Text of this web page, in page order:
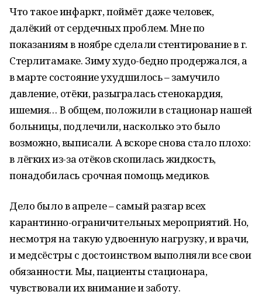
Что такое инфаркт, поймёт даже человек,
далёкий от сердечных проблем. Мне по
показаниям в ноябре сделали стентирование в г.
Стерлитамаке. Зиму худо-бедно продержался, а
в марте состояние ухудшилось – замучило
давление, отёки, разыгралась стенокардия,
ишемия… В общем, положили в стационар нашей
больницы, подлечили, насколько это было
возможно, выписали. А вскоре снова стало плохо:
в лёгких из-за отёков скопилась жидкость,
понадобилась срочная помощь медиков.
Дело было в апреле – самый разгар всех
карантинно-ограничительных мероприятий. Но,
несмотря на такую удвоенную нагрузку, и врачи,
и медсёстры с достоинством выполняли все свои
обязанности. Мы, пациенты стационара,
чувствовали их внимание и заботу.